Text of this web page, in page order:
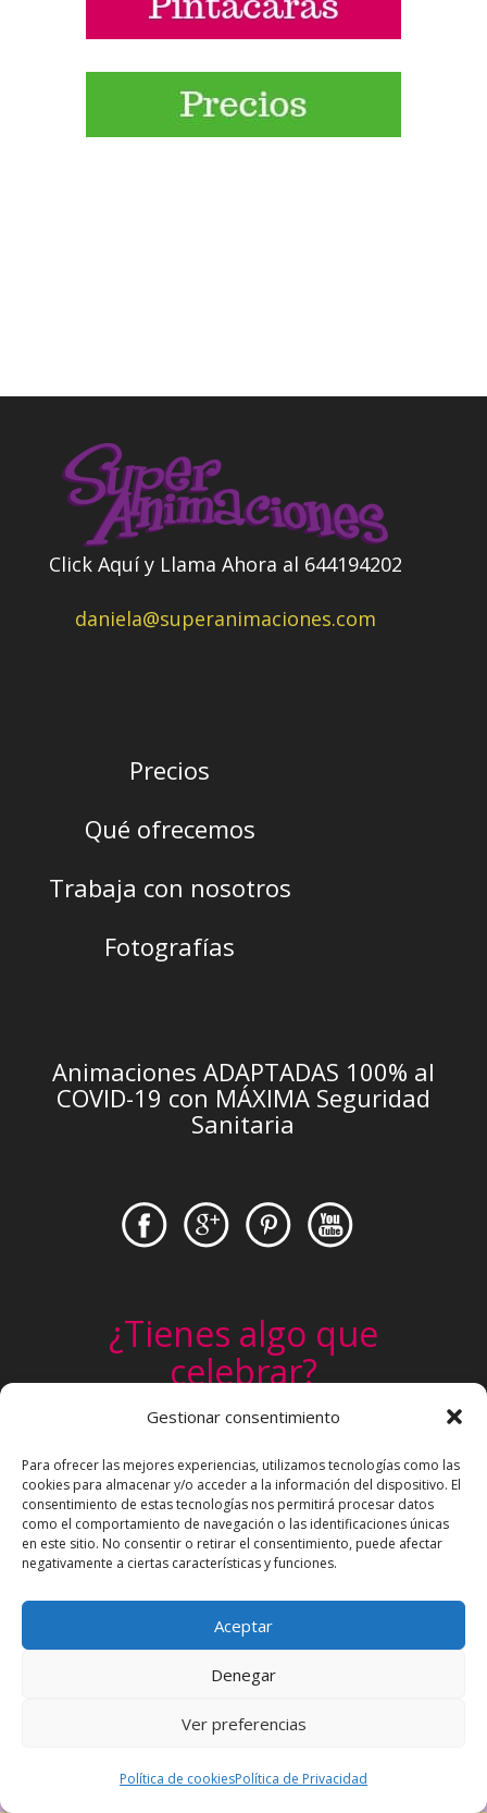
Gestionar consentimiento
Para ofrecer las mejores experiencias, utilizamos tecnologías como las
cookies para almacenar y/o acceder a la información del dispositivo. El
consentimiento de estas tecnologías nos permitirá procesar datos
como el comportamiento de navegación o las identificaciones únicas
en este sitio. No consentir o retirar el consentimiento, puede afectar
negativamente a ciertas características y funciones.
Aceptar
Denegar
Ver preferencias
Política de cookiesPolítica de Privacidad
Click Aquí y Llama Ahora al 644194202
daniela@superanimaciones.com
Precios
Qué ofrecemos
Trabaja con nosotros
Fotografías
Animaciones ADAPTADAS 100% al
COVID-19 con MÁXIMA Seguridad
Sanitaria
¿Tienes algo que
celebrar?
Un cumpleaños, una comunión, un
evento infantil. Pide tu presupuesto
personalizado sin ningún compromiso
Sí, Quiero
Política de cookies (UE)
Política de Privacidad
Superanimaciones 2018